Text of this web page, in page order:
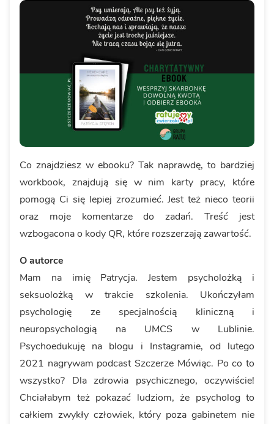
Co znajdziesz w ebooku? Tak naprawdę, to bardziej
workbook, znajdują się w nim karty pracy, które
pomogą Ci się lepiej zrozumieć. Jest też nieco teorii
oraz moje komentarze do zadań. Treść jest
wzbogacona o kody QR, które rozszerzają zawartość.
O autorce
Mam na imię Patrycja. Jestem psycholożką i
seksuolożką w trakcie szkolenia. Ukończyłam
psychologię ze specjalnością kliniczną i
neuropsychologią na UMCS w Lublinie.
Psychoedukuję na blogu i Instagramie, od lutego
2021 nagrywam podcast Szczerze Mówiąc. Po co to
wszystko? Dla zdrowia psychicznego, oczywiście!
Chciałabym też pokazać ludziom, że psycholog to
całkiem zwykły człowiek, który poza gabinetem nie